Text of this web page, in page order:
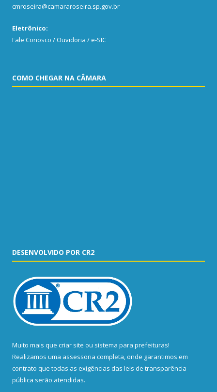
cmroseira@camararoseira.sp.gov.br
Eletrônico:
Fale Conosco / Ouvidoria / e-SIC
COMO CHEGAR NA CÂMARA
DESENVOLVIDO POR CR2
Muito mais que criar site ou sistema para prefeituras!
Realizamos uma assessoria completa, onde garantimos em
contrato que todas as exigências das leis de transparência
pública serão atendidas.